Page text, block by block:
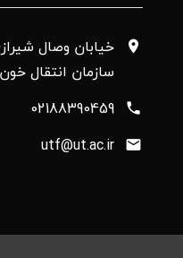
خیابان وصال
سازمان انتقال خون،
02188390459
utf@ut.ac.ir